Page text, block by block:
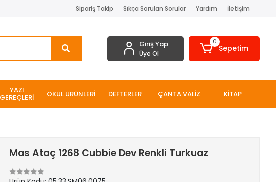
Sipariş Takip Sıkça Sorulan Sorular Yardım İletişim
Giriş Yap
Üye Ol
0
Sepetim
YAZI
GEREÇLERİ OKUL ÜRÜNLERİ DEFTERLER ÇANTA VALİZ KİTAP
Mas Ataç 1268 Cubbie Dev Renkli Turkuaz